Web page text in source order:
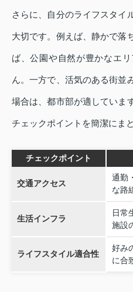
さらに、自分のライフスタイ
大切です。例えば、静かで落
ば、公園や自然が豊かなエ
ん。一方で、活気のある街並
場合は、都市部が適していま
チェックポイントを簡潔にま
チェックポイント
交通アクセス
通勤
な路
生活インフラ
日常
施設
ライフスタイル適合性
好み
に合